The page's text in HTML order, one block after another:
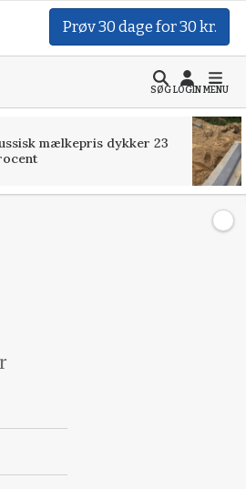
Prøv 30 dage for 30 kr.
SØGLOGINMENU
mælkepris dykker 23